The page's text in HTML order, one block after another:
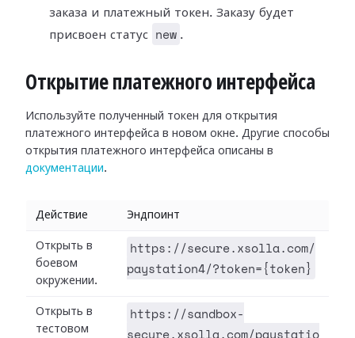
заказа и платежный токен. Заказу будет
присвоен статус
new .
Открытие платежного интерфейса
Используйте полученный токен для открытия
платежного интерфейса в новом окне. Другие способы
открытия платежного интерфейса описаны в
документации.
Действие Эндпоинт
Открыть в
боевом
окружении.
https://secure.xsolla.com/
paystation4/?token={token}
Открыть в
тестовом
https://sandbox-
secure.xsolla.com/paystatio